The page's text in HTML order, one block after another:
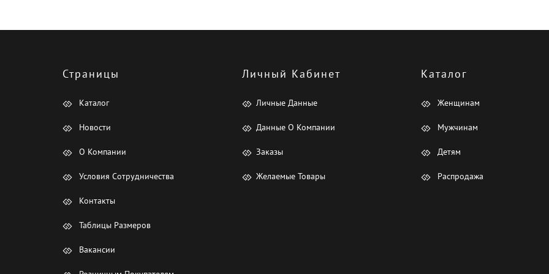
Страницы
Каталог
Новости
О Компании
Условия Сотрудничества
Контакты
Таблицы Размеров
Вакансии
Личный Кабинет
Личные Данные
Данные О Компании
Заказы
Желаемые Товары
Каталог
Женщинам
Мужчинам
Детям
Распродажа